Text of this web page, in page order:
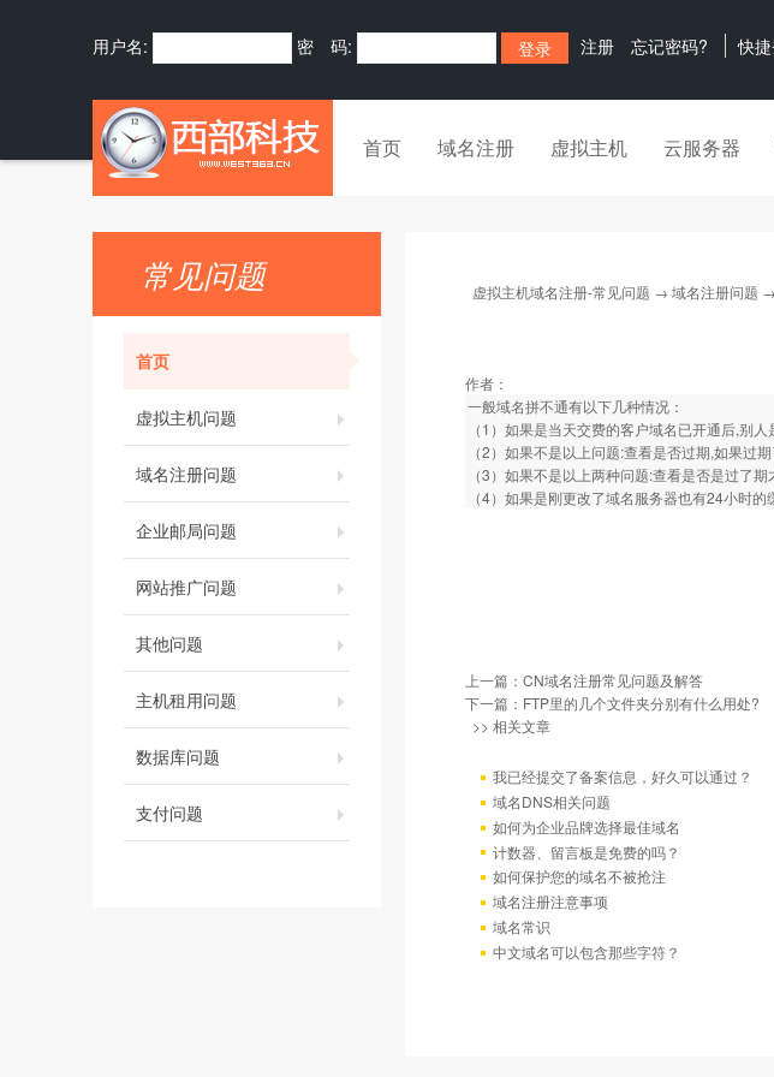
用户名: 密 码: 注册 忘记密码? 快
首页 域名注册 虚拟主机 云服务器
常见问题
首页
虚拟主机问题
域名注册问题
企业邮局问题
网站推广问题
其他问题
主机租用问题
数据库问题
支付问题
虚拟主机域名注册-常见问题 → 域名注册问题
作者：
一般域名拼不通有以下几种情况：
（1）如果是当天交费的客户域名已开通后,别
（2）如果不是以上问题:查看是否过期,如果过
（3）如果不是以上两种问题:查看是否是过了
（4）如果是刚更改了域名服务器也有24小时的
上一篇： CN域名注册常见问题及解答
下一篇： FTP里的几个文件夹分别有什么用处?
>> 相关文章
我已经提交了备案信息，好久可以通过？
域名DNS相关问题
如何为企业品牌选择最佳域名
计数器、留言板是免费的吗？
如何保护您的域名不被抢注
域名注册注意事项
域名常识
中文域名可以包含那些字符？